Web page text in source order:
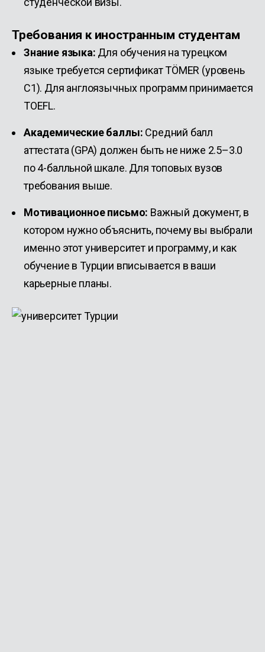
Требования к иностранным студентам
Знание языка: Для обучения на турецком
языке требуется сертификат TÖMER (уровень
C1). Для англоязычных программ принимается
TOEFL.
Академические баллы: Средний балл
аттестата (GPA) должен быть не ниже 2.5–3.0
по 4-балльной шкале. Для топовых вузов
требования выше.
Мотивационное письмо: Важный документ, в
котором нужно объяснить, почему вы выбрали
именно этот университет и программу, и как
обучение в Турции вписывается в ваши
карьерные планы.